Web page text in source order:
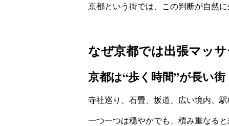
京都という街では、この判断が自然に
なぜ京都では出張マッ
京都は“歩く時間”が長い街
寺社巡り、石畳、坂道、広い境内、駅
一つ一つは穏やかでも、積み重なると